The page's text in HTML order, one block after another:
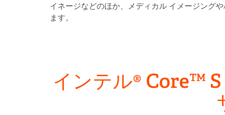
イネージなどのほか、メディカル イメージング
ます。
インテル® Core™